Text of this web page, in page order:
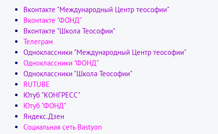
Вконтакте "Международный Центр теософии"
Вконтакте "ФОНД"
Вконтакте "Школа Теософии"
Телеграм
Одноклассники "Международный Центр теософии"
Одноклассники "ФОНД"
Одноклассники "Школа Теософии"
RUTUBE
Ютуб "КОНГРЕСС"
Ютуб "ФОНД"
Яндекс.Дзен
Социальная сеть Bastyon